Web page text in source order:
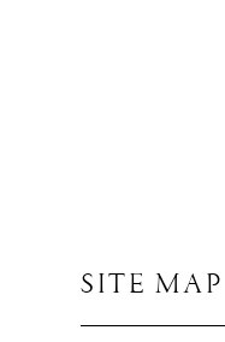
SITE MAP